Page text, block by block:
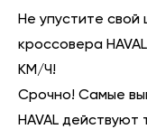
Не упустите
кроссовера
КМ/Ч!
Срочно! Самые
HAVAL